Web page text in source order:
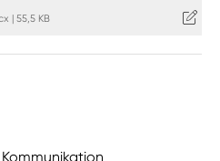
55,5 KB